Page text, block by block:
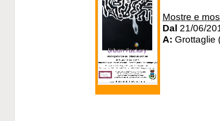
Mostre e
Dal 21/06/
A: Grottaglie